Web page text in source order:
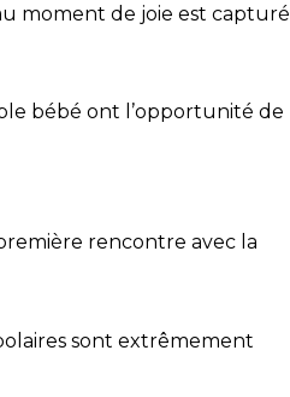
moment de joie est capturé
bébé ont l’opportunité de
rencontre avec la
sont extrêmement